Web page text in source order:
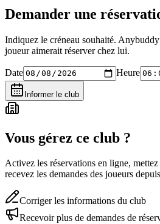
Demander une
Indiquez le créneau souhaité.
joueur aimerait réserver chez lui.
Date Heure
Informer le club
Vous gérez ce club ?
Activez les réservations en ligne,
recevez les demandes des joueurs
Corriger les informations du club
Recevoir plus de demandes de